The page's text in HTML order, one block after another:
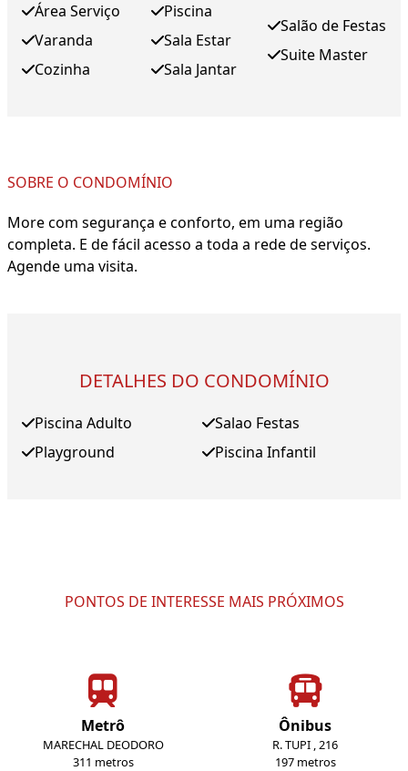
Área Serviço
Varanda
Cozinha
Piscina
Sala Estar
Sala Jantar
Salão de Festas
Suite Master
SOBRE O CONDOMÍNIO
More com segurança e conforto, em uma região
completa. E de fácil acesso a toda a rede de serviços.
Agende uma visita.
DETALHES DO CONDOMÍNIO
Piscina Adulto
Playground
Salao Festas
Piscina Infantil
PONTOS DE INTERESSE MAIS PRÓXIMOS
Metrô
MARECHAL DEODORO
311 metros
Ônibus
R. TUPI , 216
197 metros